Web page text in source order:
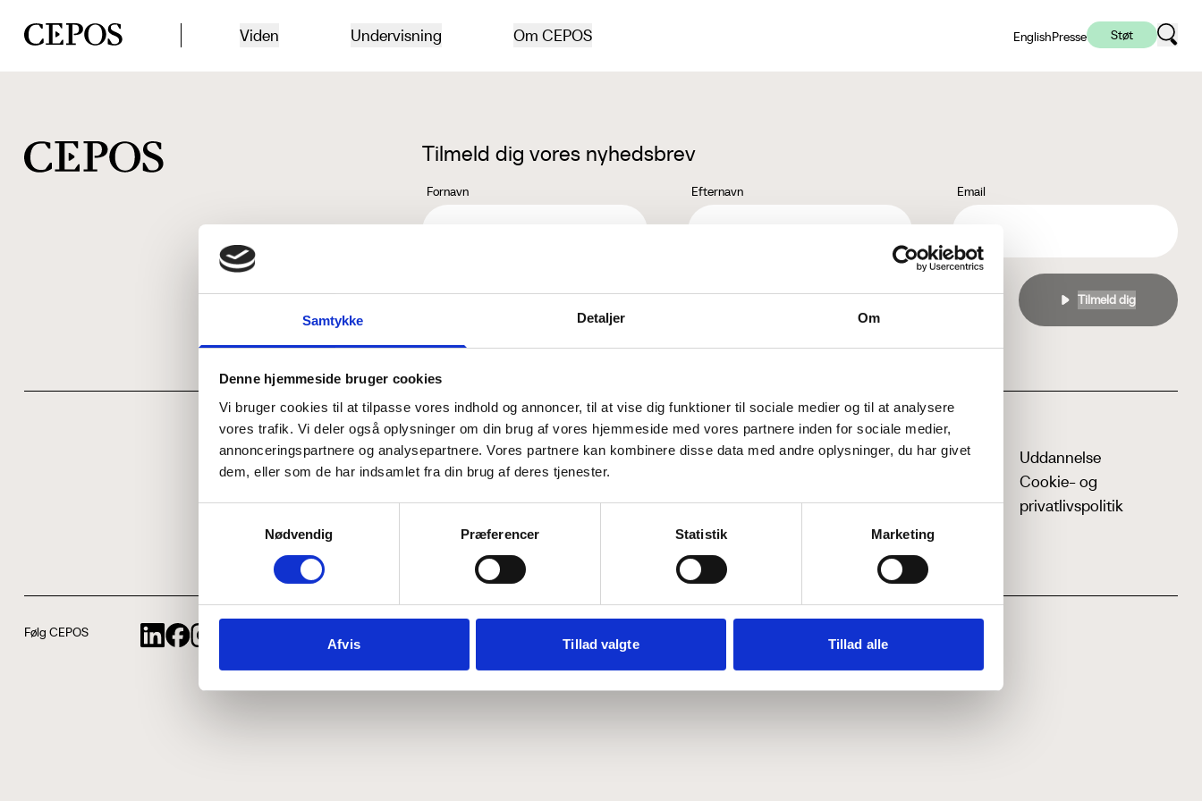
Samtykke Detaljer Om
Denne hjemmeside bruger cookies
Vi bruger cookies til at tilpasse vores indhold og annoncer, til at vise dig funktioner til sociale medier og til at analysere
vores trafik. Vi deler også oplysninger om din brug af vores hjemmeside med vores partnere inden for sociale medier,
annonceringspartnere og analysepartnere. Vores partnere kan kombinere disse data med andre oplysninger, du har givet
dem, eller som de har indsamlet fra din brug af deres tjenester.
Nødvendig
Præferencer Statistik Marketing
Afvis Tillad valgte Tillad alle
CEPOS logo Viden Undervisning Om CEPOS EnglishPresse Støt
Tilmeld dig vores nyhedsbrev
Fornavn Efternavn Email
Jeg accepterer behandlingen af mine personoplysninger i henhold tilprivatlivspolitikken
Hvem er CEPOS
Vores værdier
Medarbejdere
Kontakt
Analyser
ABCepos
Podcast
Uddannelse
Cookie- og
privatlivspolitik
Følg CEPOS